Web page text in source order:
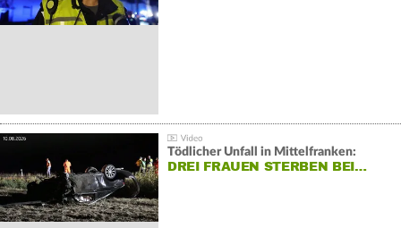
Tödlicher Unfall in Mittelfranken:
DREI FRAUEN STERBEN BEI…